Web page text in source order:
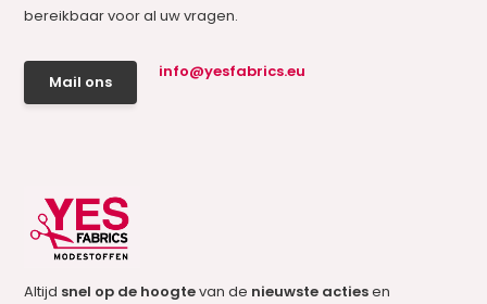
bereikbaar voor al uw vragen.
Mail ons
info@yesfabrics.eu
Altijd snel op de hoogtevan de nieuwste actiesen